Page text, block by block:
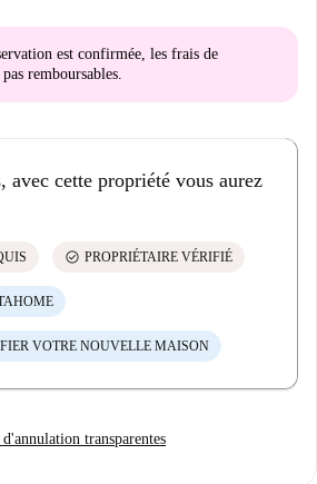
est confirmée, les frais de
remboursables
avec cette propriété vous aurez
check_circle PROPRIÉTAIRE VÉRIFIÉ
VOTRE NOUVELLE MAISON
transparentes